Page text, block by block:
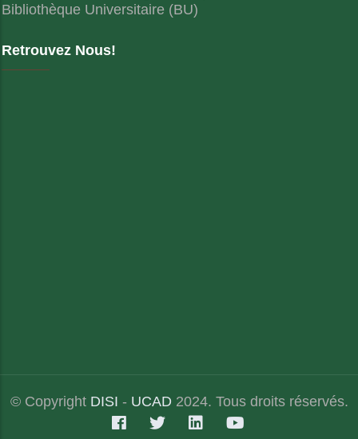
Bibliothèque Universitaire (BU)
Retrouvez Nous!
© Copyright DISI - UCAD 2024. Tous droits réservés.